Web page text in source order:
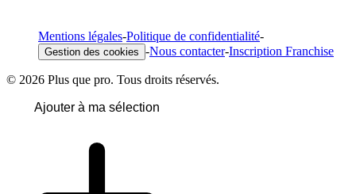
Mentions légales-Politique de confidentialité-
Gestion des cookies -Nous contacter-Inscription Franchise
© 2026 Plus que pro. Tous droits réservés.
Ajouter à ma sélection